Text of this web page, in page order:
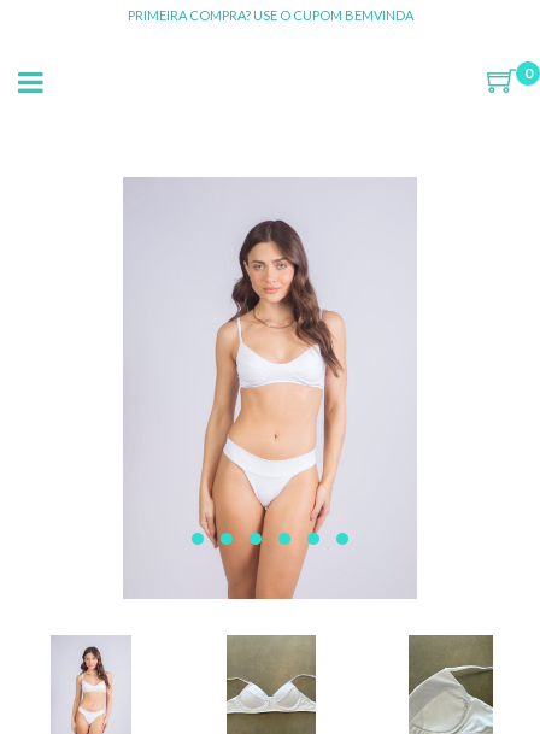
PRIMEIRA COMPRA? USE O CUPOM BEMVINDA
0